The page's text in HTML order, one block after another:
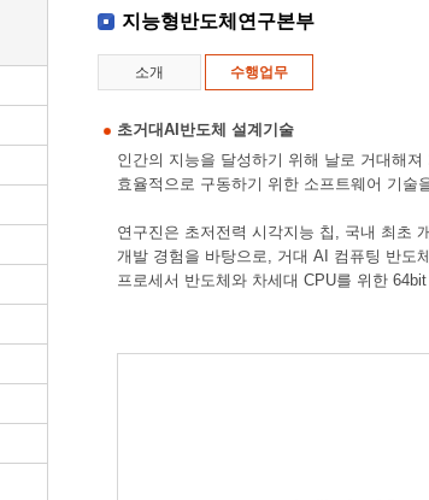
지능형반도체연구본부
소개 수행업무
초거대AI반도체 설계기술
인간의 지능을 달성하기 위해 날로 거대해
효율적으로 구동하기 위한 소프트웨어 기술
연구진은 초저전력 시각지능 칩, 국내 최초
개발 경험을 바탕으로, 거대 AI 컴퓨팅 반도
프로세서 반도체와 차세대 CPU를 위한